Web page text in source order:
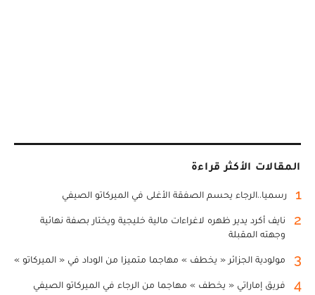
المقالات الأكثر قراءة
1 رسميا..الرجاء يحسم الصفقة الأغلى في الميركاتو الصيفي
2
نايف أكرد يدير ظهره لاغراءات مالية خليجية ويختار بصفة نهائية
وجهته المقبلة
3 مولودية الجزائر « يخطف » مهاجما متميزا من الوداد في « الميركاتو »
4 فريق إماراتي « يخطف » مهاجما من الرجاء في الميركاتو الصيفي